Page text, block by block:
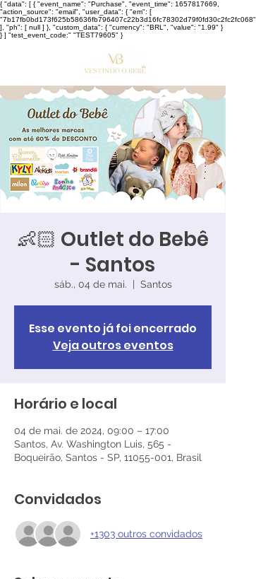
{ "data": [ { "event_name": "Purchase", "event_time": 1657817669,
"action_source": "email", "user_data": { "em": [
"7b17fb0bd173f625b58636fb796407c22b3d16fc78302d79f0fd30c2fc2fc068"
], "ph": [ null ] }, "custom_data": { "currency": "BRL", "value": "1.99" }
} ] "test_event_code:" "TEST79605" }
👶🏻 Outlet do Bebê
- Santos
sáb., 04 de mai. Santos
Esse evento já foi encerrado
Veja outros eventos
Horário e local
04 de mai. de 2024, 09:00 – 17:00
Santos, Av. Washington Luis, 565 -
Boqueirão, Santos - SP, 11055-001, Brasil
Convidados
+1303 outros convidados